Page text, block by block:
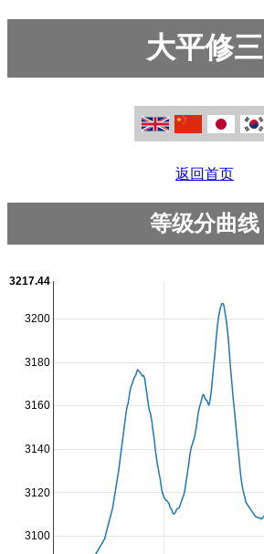
大平修三
返回首页
等级分曲线
3100
3120
3140
3160
3180
3200
3217.44